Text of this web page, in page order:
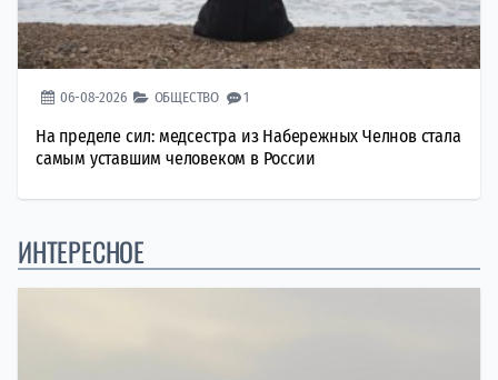
06-08-2026 ОБЩЕСТВО 1
На пределе сил: медсестра из Набережных Челнов стала
самым уставшим человеком в России
ИНТЕРЕСНОЕ